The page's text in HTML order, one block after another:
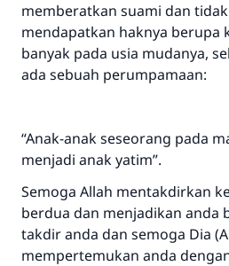
memberatkan suami dan
mendapatkan haknya berupa
banyak pada usia mudanya,
ada sebuah perumpamaan:
“Anak-anak seseorang pada
menjadi anak yatim”.
Semoga Allah mentakdirkan
berdua dan menjadikan anda
takdir anda dan semoga Dia
mempertemukan anda